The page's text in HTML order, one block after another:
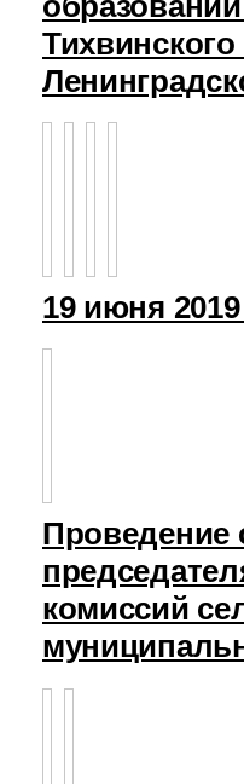
19 июня
Проведение
комиссий